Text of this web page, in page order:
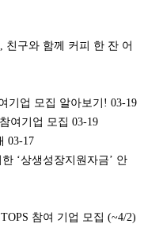
친구와 함께 커피 한 잔 어
기업 모집 알아보기! 03-19
여기업 모집 03-19
03-17
‘상생성장지원자금’ 안
참여 기업 모집 (~4/2)